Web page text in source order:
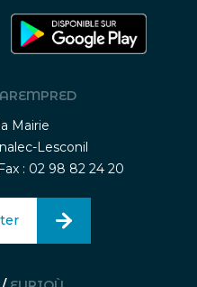
Mairie
Lesconil
: 02 98 82 24 20